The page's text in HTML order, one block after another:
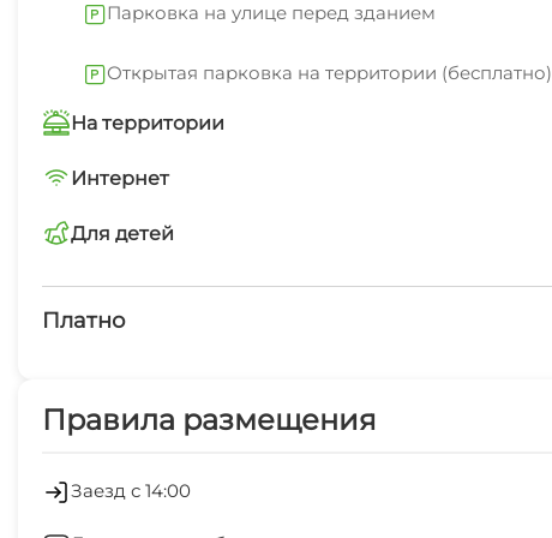
Парковка на улице перед зданием
Открытая парковка на территории (бесплатно)
На территории
Трансфер платно
Бассейн под открытым небом
Интернет
Wi-Fi интернет на всей территории
Для детей
детская площадка
Платно
Обслуживание номеров
Оборудование для встреч и презентаций
Правила размещения
Заезд с 14:00